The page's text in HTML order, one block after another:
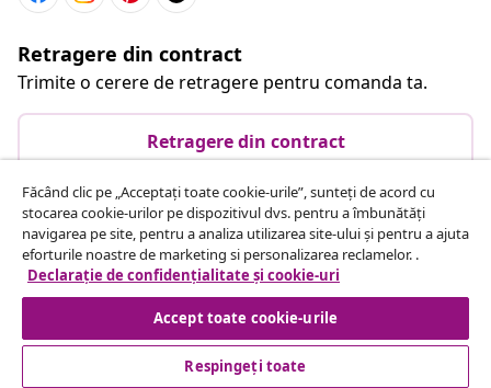
Retragere din contract
Trimite o cerere de retragere pentru comanda ta.
Retragere din contract
Serviciu clienți
Business
Făcând clic pe „Acceptați toate cookie-urile”, sunteți de acord cu
stocarea cookie-urilor pe dispozitivul dvs. pentru a îmbunătăți
navigarea pe site, pentru a analiza utilizarea site-ului și pentru a ajuta
eforturile noastre de marketing si personalizarea reclamelor. .
Declarație de confidențialitate și cookie-uri
Accept toate cookie-urile
Respingeți toate